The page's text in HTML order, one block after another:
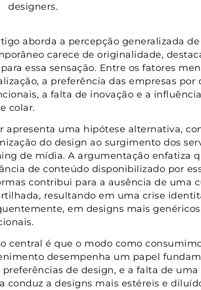
designers.
aborda a percepção generalizada
carece de originalidade,
essa sensação. Entre os fatores
a preferência das empresas por
a falta de inovação e a
colar.
apresenta uma hipótese alternativa,
do design ao surgimento dos
de mídia. A argumentação enfatiza
de conteúdo disponibilizado por
contribui para a ausência de uma
resultando em uma crise
em designs mais genéricos
central é que o modo como
desempenha um papel
preferências de design, e a falta de uma
conduz a designs mais estéreis e